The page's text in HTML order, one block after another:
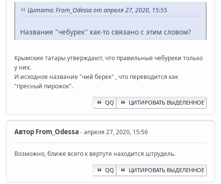
Цитата: From_Odessa от апреля 27, 2020, 15:55
Название "чебурек" как-то связано с этим словом?
Крымские татары утверждают, что правильные чебуреки только
у них.
И исходное название "чий берек" , что переводится как
"пресный пирожок".
QQ ЦИТИРОВАТЬ ВЫДЕЛЕННОЕ
Автор From_Odessa - апреля 27, 2020, 15:56
Возможно, ближе всего к вертуте находится штрудель.
QQ ЦИТИРОВАТЬ ВЫДЕЛЕННОЕ